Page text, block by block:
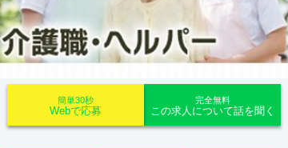
完全無料
この求人について話を聞く
簡単30秒
Webで応募